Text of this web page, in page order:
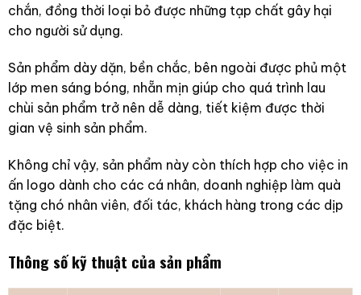
chắn, đồng thời loại bỏ được những tạp chất gây hại
cho người sử dụng.
Sản phẩm dày dặn, bền chắc, bên ngoài được phủ một
lớp men sáng bóng, nhẵn mịn giúp cho quá trình lau
chùi sản phẩm trở nên dễ dàng, tiết kiệm được thời
gian vệ sinh sản phẩm.
Không chỉ vậy, sản phẩm này còn thích hợp cho việc in
ấn logo dành cho các cá nhân, doanh nghiệp làm quà
tặng chó nhân viên, đối tác, khách hàng trong các dịp
đặc biệt.
Thông số kỹ thuật của sản phẩm